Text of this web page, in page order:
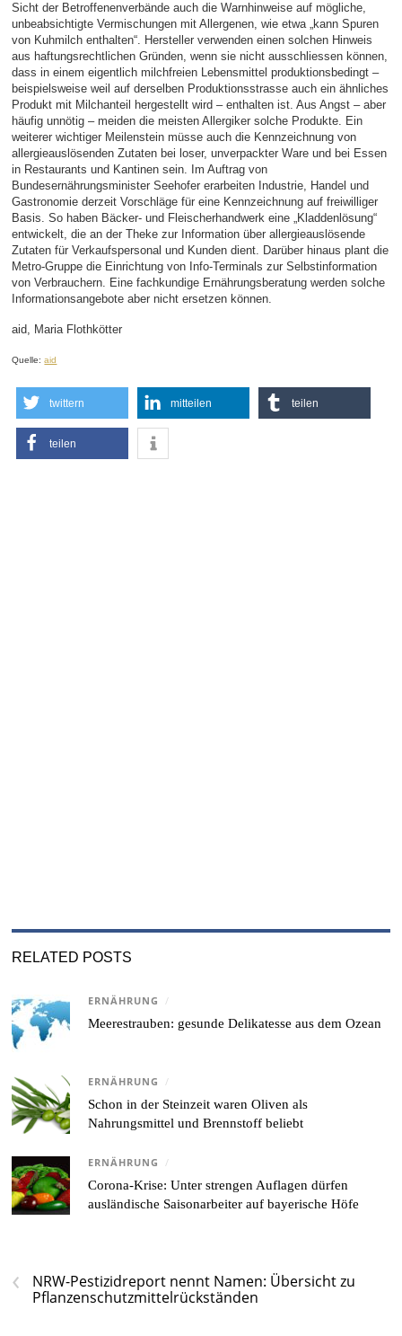
Sicht der Betroffenenverbände auch die Warnhinweise auf mögliche,
unbeabsichtigte Vermischungen mit Allergenen, wie etwa „kann Spuren
von Kuhmilch enthalten“. Hersteller verwenden einen solchen Hinweis
aus haftungsrechtlichen Gründen, wenn sie nicht ausschliessen können,
dass in einem eigentlich milchfreien Lebensmittel produktionsbedingt –
beispielsweise weil auf derselben Produktionsstrasse auch ein ähnliches
Produkt mit Milchanteil hergestellt wird – enthalten ist. Aus Angst – aber
häufig unnötig – meiden die meisten Allergiker solche Produkte. Ein
weiterer wichtiger Meilenstein müsse auch die Kennzeichnung von
allergieauslösenden Zutaten bei loser, unverpackter Ware und bei Essen
in Restaurants und Kantinen sein. Im Auftrag von
Bundesernährungsminister Seehofer erarbeiten Industrie, Handel und
Gastronomie derzeit Vorschläge für eine Kennzeichnung auf freiwilliger
Basis. So haben Bäcker- und Fleischerhandwerk eine „Kladdenlösung“
entwickelt, die an der Theke zur Information über allergieauslösende
Zutaten für Verkaufspersonal und Kunden dient. Darüber hinaus plant die
Metro-Gruppe die Einrichtung von Info-Terminals zur Selbstinformation
von Verbrauchern. Eine fachkundige Ernährungsberatung werden solche
Informationsangebote aber nicht ersetzen können.
aid, Maria Flothkötter
Quelle:aid
twittern mitteilen teilen
teilen
RELATED POSTS
ERNÄHRUNG /
Meerestrauben: gesunde Delikatesse aus dem Ozean
ERNÄHRUNG /
Schon in der Steinzeit waren Oliven als
Nahrungsmittel und Brennstoff beliebt
ERNÄHRUNG /
Corona-Krise: Unter strengen Auflagen dürfen
ausländische Saisonarbeiter auf bayerische Höfe
‹
NRW-Pestizidreport nennt Namen: Übersicht zu
Pflanzenschutzmittelrückständen